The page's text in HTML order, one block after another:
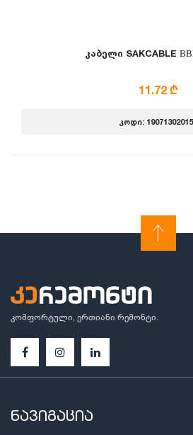
კაბელი SAKCABLE
11.72 ₾
კოდი:
კომფორტული, ერთიანი რემონტი.
ნავიგაცია